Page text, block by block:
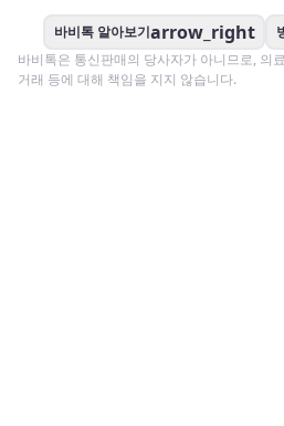
바비톡 알아보기arrow_right
바비톡은 통신판매의 당사자가 아니므로, 의
거래 등에 대해 책임을 지지 않습니다.